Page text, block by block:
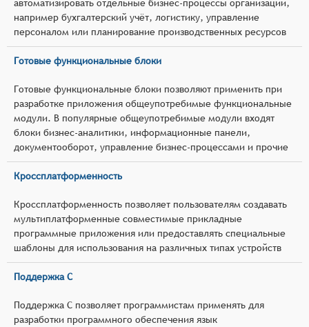
автоматизировать отдельные бизнес-процессы организации,
например бухгалтерский учёт, логистику, управление
персоналом или планирование производственных ресурсов
Готовые функциональные блоки
Готовые функциональные блоки позволяют применить при
разработке приложения общеупотребимые функциональные
модули. В популярные общеупотребимые модули входят
блоки бизнес-аналитики, информационные панели,
документооборот, управление бизнес-процессами и прочие
Кроссплатформенность
Кроссплатформенность позволяет пользователям создавать
мультиплатформенные совместимые прикладные
программные приложения или предоставлять специальные
шаблоны для использования на различных типах устройств
Поддержка C
Поддержка C позволяет программистам применять для
разработки программного обеспечения язык